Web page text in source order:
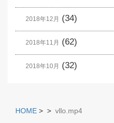
2018年12月 (34)
2018年11月 (62)
2018年10月 (32)
HOME > > vllo.mp4